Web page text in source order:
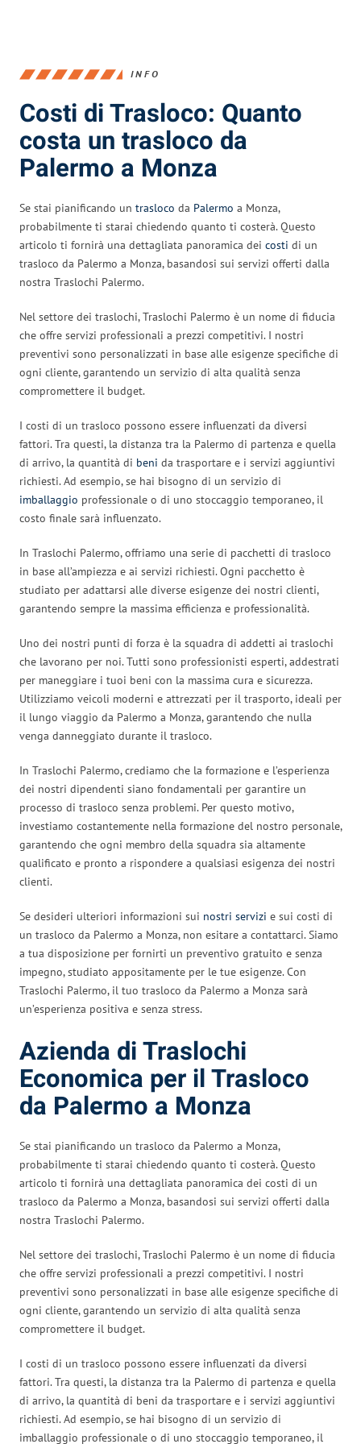
INFO
Costi di Trasloco: Quanto
costa un trasloco da
Palermo a Monza
Se stai pianificando un trasloco da Palermo a Monza,
probabilmente ti starai chiedendo quanto ti costerà. Questo
articolo ti fornirà una dettagliata panoramica dei costi di un
trasloco da Palermo a Monza, basandosi sui servizi offerti dalla
nostra Traslochi Palermo.
Nel settore dei traslochi, Traslochi Palermo è un nome di fiducia
che offre servizi professionali a prezzi competitivi. I nostri
preventivi sono personalizzati in base alle esigenze specifiche di
ogni cliente, garantendo un servizio di alta qualità senza
compromettere il budget.
I costi di un trasloco possono essere influenzati da diversi
fattori. Tra questi, la distanza tra la Palermo di partenza e quella
di arrivo, la quantità di beni da trasportare e i servizi aggiuntivi
richiesti. Ad esempio, se hai bisogno di un servizio di
imballaggio professionale o di uno stoccaggio temporaneo, il
costo finale sarà influenzato.
In Traslochi Palermo, offriamo una serie di pacchetti di trasloco
in base all’ampiezza e ai servizi richiesti. Ogni pacchetto è
studiato per adattarsi alle diverse esigenze dei nostri clienti,
garantendo sempre la massima efficienza e professionalità.
Uno dei nostri punti di forza è la squadra di addetti ai traslochi
che lavorano per noi. Tutti sono professionisti esperti, addestrati
per maneggiare i tuoi beni con la massima cura e sicurezza.
Utilizziamo veicoli moderni e attrezzati per il trasporto, ideali per
il lungo viaggio da Palermo a Monza, garantendo che nulla
venga danneggiato durante il trasloco.
In Traslochi Palermo, crediamo che la formazione e l’esperienza
dei nostri dipendenti siano fondamentali per garantire un
processo di trasloco senza problemi. Per questo motivo,
investiamo costantemente nella formazione del nostro personale,
garantendo che ogni membro della squadra sia altamente
qualificato e pronto a rispondere a qualsiasi esigenza dei nostri
clienti.
Se desideri ulteriori informazioni sui nostri servizi e sui costi di
un trasloco da Palermo a Monza, non esitare a contattarci. Siamo
a tua disposizione per fornirti un preventivo gratuito e senza
impegno, studiato appositamente per le tue esigenze. Con
Traslochi Palermo, il tuo trasloco da Palermo a Monza sarà
un’esperienza positiva e senza stress.
Azienda di Traslochi
Economica per il Trasloco
da Palermo a Monza
Se stai pianificando un trasloco da Palermo a Monza,
probabilmente ti starai chiedendo quanto ti costerà. Questo
articolo ti fornirà una dettagliata panoramica dei costi di un
trasloco da Palermo a Monza, basandosi sui servizi offerti dalla
nostra Traslochi Palermo.
Nel settore dei traslochi, Traslochi Palermo è un nome di fiducia
che offre servizi professionali a prezzi competitivi. I nostri
preventivi sono personalizzati in base alle esigenze specifiche di
ogni cliente, garantendo un servizio di alta qualità senza
compromettere il budget.
I costi di un trasloco possono essere influenzati da diversi
fattori. Tra questi, la distanza tra la Palermo di partenza e quella
di arrivo, la quantità di beni da trasportare e i servizi aggiuntivi
richiesti. Ad esempio, se hai bisogno di un servizio di
imballaggio professionale o di uno stoccaggio temporaneo, il